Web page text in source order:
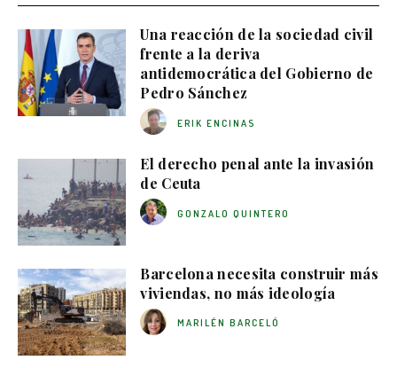
Una reacción de la sociedad civil
frente a la deriva
antidemocrática del Gobierno de
Pedro Sánchez
ERIK ENCINAS
El derecho penal ante la invasión
de Ceuta
GONZALO QUINTERO
Barcelona necesita construir más
viviendas, no más ideología
MARILÉN BARCELÓ